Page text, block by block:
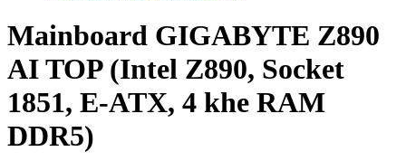
Mainboard GIGABYTE Z890
AI TOP (Intel Z890, Socket
1851, E-ATX, 4 khe RAM
DDR5)